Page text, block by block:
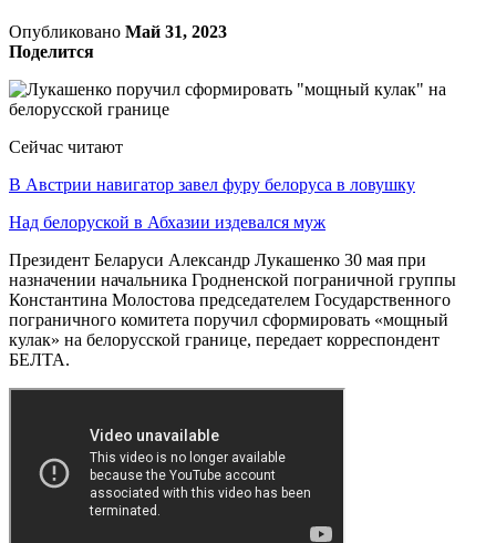
Опубликовано Май 31, 2023
Поделится
Сейчас читают
В Австрии навигатор завел фуру белоруса в ловушку
Над белоруской в Абхазии издевался муж
Президент Беларуси Александр Лукашенко 30 мая при
назначении начальника Гродненской пограничной группы
Константина Молостова председателем Государственного
пограничного комитета поручил сформировать «мощный
кулак» на белорусской границе, передает корреспондент
БЕЛТА.